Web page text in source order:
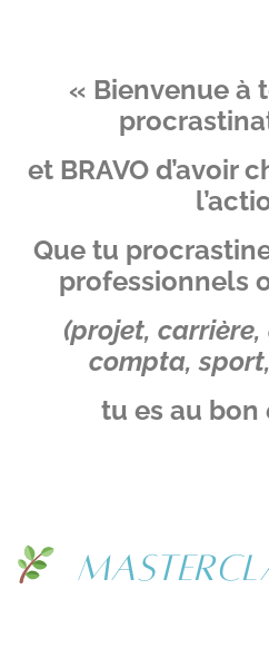
« Bienvenue à
et BRAVO d’avoir
Que tu
professionnels
(projet,
compta,
tu es au bon